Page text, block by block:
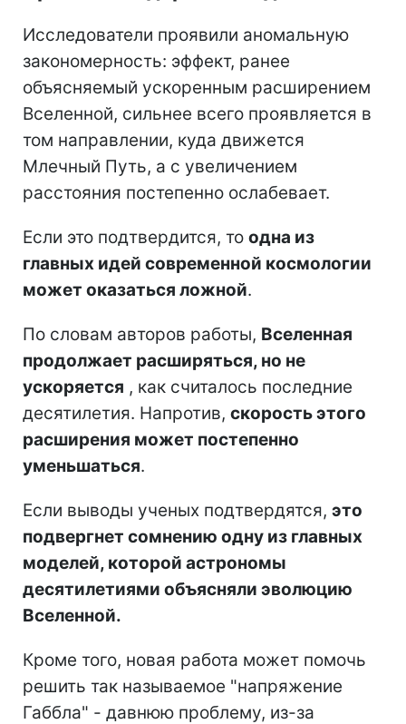
Исследователи проявили аномальную
закономерность: эффект, ранее
объясняемый ускоренным расширением
Вселенной, сильнее всего проявляется в
том направлении, куда движется
Млечный Путь, а с увеличением
расстояния постепенно ослабевает.
Если это подтвердится, то одна из
главных идей современной космологии
может оказаться ложной.
По словам авторов работы, Вселенная
продолжает расширяться, но не
ускоряется , как считалось последние
десятилетия. Напротив, скорость этого
расширения может постепенно
уменьшаться.
Если выводы ученых подтвердятся, это
подвергнет сомнению одну из главных
моделей, которой астрономы
десятилетиями объясняли эволюцию
Вселенной.
Кроме того, новая работа может помочь
решить так называемое "напряжение
Габбла" - давнюю проблему, из-за